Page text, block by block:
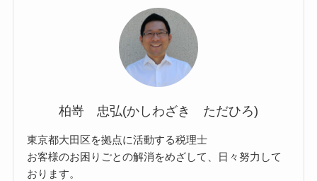
柏嵜 忠弘(かしわざき ただひろ)
東京都大田区を拠点に活動する税理士
お客様のお困りごとの解消をめざして、日々努力して
おります。